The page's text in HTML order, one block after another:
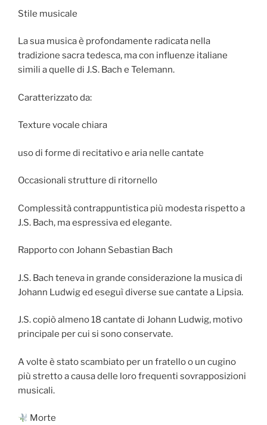
Stile musicale
La sua musica è profondamente radicata nella
tradizione sacra tedesca, ma con influenze italiane
simili a quelle di J.S. Bach e Telemann.
Caratterizzato da:
Texture vocale chiara
uso di forme di recitativo e aria nelle cantate
Occasionali strutture di ritornello
Complessità contrappuntistica più modesta rispetto a
J.S. Bach, ma espressiva ed elegante.
Rapporto con Johann Sebastian Bach
J.S. Bach teneva in grande considerazione la musica di
Johann Ludwig ed eseguì diverse sue cantate a Lipsia.
J.S. copiò almeno 18 cantate di Johann Ludwig, motivo
principale per cui si sono conservate.
A volte è stato scambiato per un fratello o un cugino
più stretto a causa delle loro frequenti sovrapposizioni
musicali.
Morte